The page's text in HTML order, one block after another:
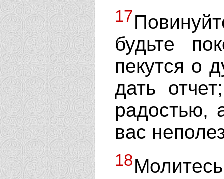
17
будьте
пекутся о
дать
радостью,
вас
18